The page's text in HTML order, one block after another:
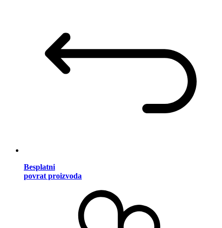
Besplatni
povrat proizvoda